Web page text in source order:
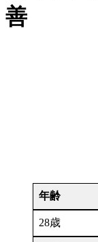
善
年齢
28歳